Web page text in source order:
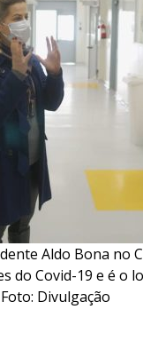
Aldo Bona no
do Covid-19 e é o
Divulgação